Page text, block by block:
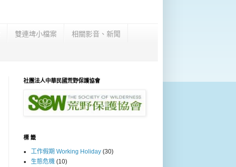
雙連埤小檔案 相關影音、新聞
社團法人中華民國荒野保護協會
標 籤
工作假期 Working Holiday (30)
生態危機 (10)